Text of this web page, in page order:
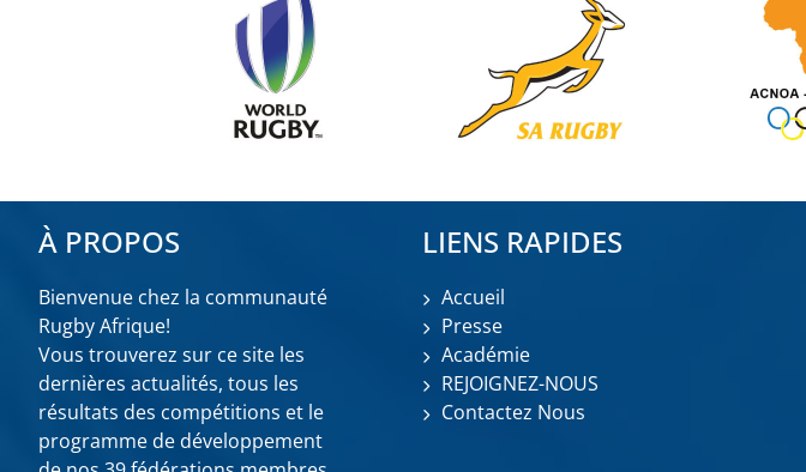
À PROPOS
Bienvenue chez la communauté
Rugby Afrique!
Vous trouverez sur ce site les
dernières actualités, tous les
résultats des compétitions et le
programme de développement
LIENS RAPIDES
Accueil
Presse
Académie
REJOIGNEZ-NOUS
Contactez Nous